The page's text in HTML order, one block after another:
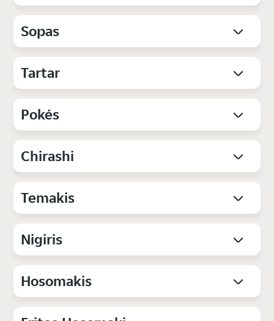
Sopas
Tartar
Pokés
Chirashi
Temakis
Nigiris
Hosomakis